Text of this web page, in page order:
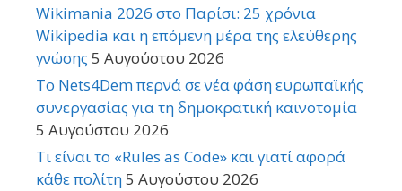
Wikimania 2026 στο Παρίσι: 25 χρόνια
Wikipedia και η επόμενη μέρα της ελεύθερης
γνώσης 5 Αυγούστου 2026
Το Nets4Dem περνά σε νέα φάση ευρωπαϊκής
συνεργασίας για τη δημοκρατική καινοτομία
5 Αυγούστου 2026
Τι είναι το «Rules as Code» και γιατί αφορά
κάθε πολίτη5 Αυγούστου 2026